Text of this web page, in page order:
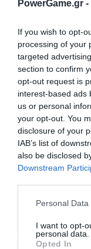
PowerGame.gr -
If you wish to opt-
processing of your
targeted
section to confirm
opt-out request is
interest-based ads
us or personal
your opt-out. You
disclosure of your
IAB’s list of
also be disclosed
Downstream
Personal
I want to opt-
personal data.
Opted In
ΡΟΗ ΕΙΔΗΣΕΩΝ
19:39 Αποχώρησε
19:33 Η Χαμάς εκ
ΕΛΓΕΚΑ:
Θρήνος για